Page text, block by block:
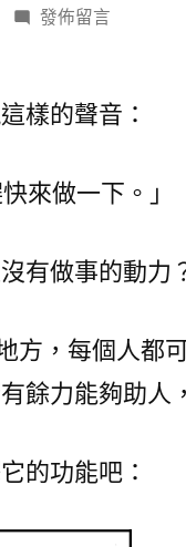
在
make
發佈留言
樣的聲音：
來做一下。」
有做事的動力
方，每個人都
餘力能夠助人
的功能吧：